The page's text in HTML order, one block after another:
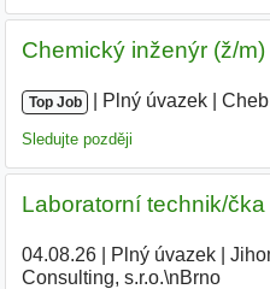
Chemický inženýr (ž/m)
Top Job Plný úvazek Cheb
Sledujte později
Laboratorní technik/
04.08.26| Plný úvazek|
Consulting, s.r.o.\nBrno